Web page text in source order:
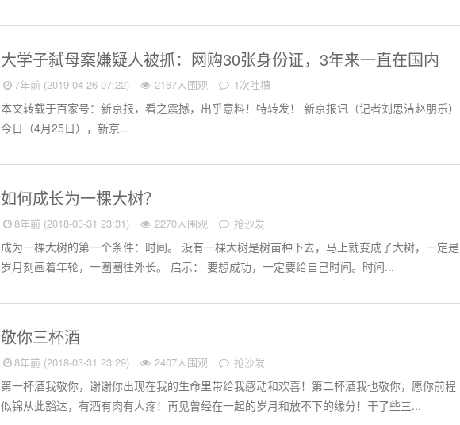
大学子弑母案嫌疑人被抓：网购30张身份证，3年来一直在国内
7年前 (2019-04-26 07:22) 2167人围观 1次吐槽
本文转载于百家号：新京报，看之震撼，出乎意料！特转发！ 新京报讯（记者刘思洁赵朋乐）
今日（4月25日），新京...
如何成长为一棵大树？
8年前 (2018-03-31 23:31) 2270人围观 抢沙发
成为一棵大树的第一个条件：时间。 没有一棵大树是树苗种下去，马上就变成了大树，一定是
岁月刻画着年轮，一圈圈往外长。 启示： 要想成功，一定要给自己时间。时间...
敬你三杯酒
8年前 (2018-03-31 23:29) 2407人围观 抢沙发
第一杯酒我敬你，谢谢你出现在我的生命里带给我感动和欢喜！第二杯酒我也敬你，愿你前程
似锦从此豁达，有酒有肉有人疼！再见曾经在一起的岁月和放不下的缘分！干了些三...